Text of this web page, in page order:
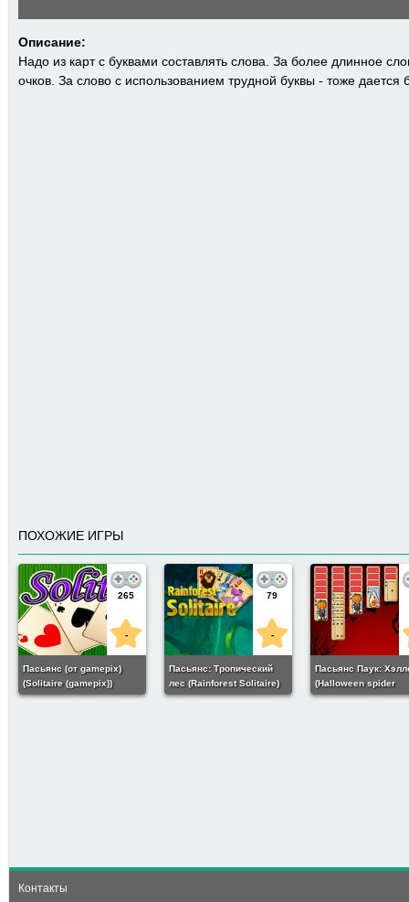
Описание:
Надо из карт с буквами составлять слова. За более длинное
очков. За слово с использованием трудной буквы - тоже дается
ПОХОЖИЕ ИГРЫ
265
-
Пасьянс (от gamepix)
(Solitaire (gamepix))
79
-
Пасьянс: Тропический
лес (Rainforest Solitaire)
Пасьянс Паук:
(Halloween spider
solitaire)
Контакты